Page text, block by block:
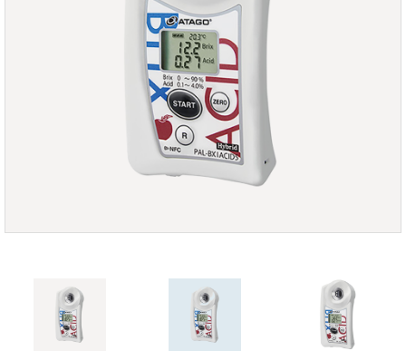
DRAGER (드레가)
e-Plus Innovation
GASTRON
GREISINGER
HEIDON
Huatest